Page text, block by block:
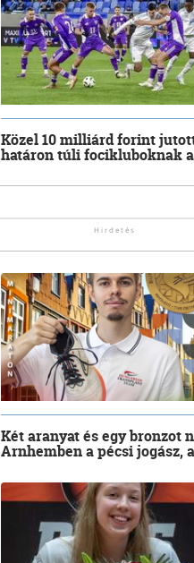
Közel 10 milliárd forint
határon túli focikluboknak
Két aranyat és egy bronzot
Arnhemben a pécsi jogász,